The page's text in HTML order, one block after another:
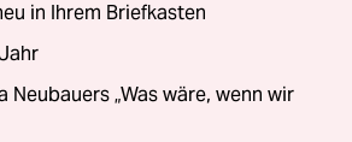
in Ihrem Briefkasten
Neubauers „Was wäre, wenn wir